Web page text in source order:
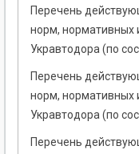
Перечень
норм, нормативных
Укравтодора (по
Перечень
норм, нормативных
Укравтодора (по
Перечень